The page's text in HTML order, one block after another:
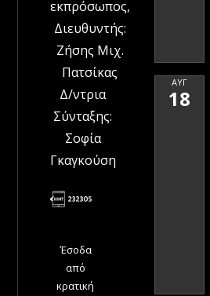
εκπρόσωπος,
Διευθυντής:
Ζήσης Μιχ.
Πατσίκας
Δ/ντρια
Σύνταξης:
Σοφία
Γκαγκούση
Έσοδα
από
κρατική
ΑΥΓ
18